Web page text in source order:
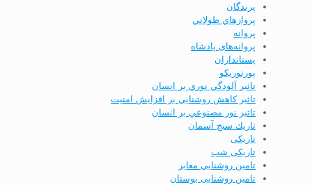
پرندگان
پروازهاي طولاني
پروانه
پروانه‌های پادشاه
پستانداران
پورتوریکو
تاثير آلودگي نوري بر انسان
تاثير كاهش روشنايي بر افزايش امنيت
تاثير نور مصنوعي بر انسان
تاريك سنج آسمان
تاریکی
تاریکی شب
تامين روشنايي معابر
تامین روشنایی بوستان